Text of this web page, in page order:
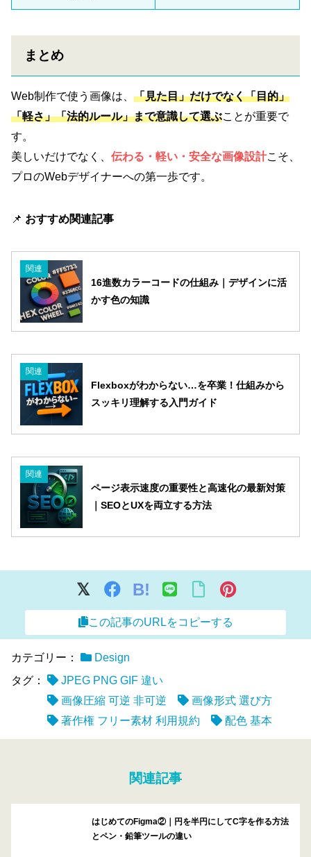
まとめ
Web制作で使う画像は、 「見た目」だけでなく「目的」
「軽さ」「法的ルール」まで意識して選ぶことが重要で
す。
美しいだけでなく、 伝わる・軽い・安全な画像設計こそ、
プロのWebデザイナーへの第一歩です。
📌 おすすめ関連記事
関連
16進数カラーコードの仕組み｜デザインに活
かす色の知識
関連
Flexboxがわからない…を卒業！仕組みから
スッキリ理解する入門ガイド
関連
ページ表示速度の重要性と高速化の最新対策
｜SEOとUXを両立する方法
B!
この記事のURLをコピーする
カテゴリー：
Design
タグ：
JPEG PNG GIF 違い
画像圧縮 可逆 非可逆
画像形式 選び方
著作権 フリー素材 利用規約
配色 基本
関連記事
はじめてのFigma②｜円を半円にしてC字を作る方法
とペン・鉛筆ツールの違い